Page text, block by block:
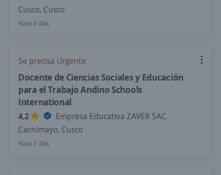
Cusco, Cusco
Hace 6 días
Se precisa Urgente
Docente de Ciencias Sociales y Educación
para el Trabajo Andino Schools
International
4,2
Empresa Educativa ZAVER SAC
Cachimayo, Cusco
Hace 7 días